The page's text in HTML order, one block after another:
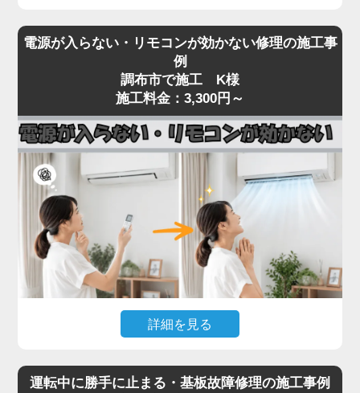
スクにもつながるため、初期段階での点検が肝心。
気になる音や振動があれば、お早めにご相談くださ
付いている」「冷房運転中に氷が張る」といった症
状は、冷媒ガスが漏れているサインです。
冷媒ガスは本来密閉系で循環しているため、減るこ
接続部（フレアナット）の緩み、配管自体のピンホ
ール、室内機の熱交換器からの微少漏れなどです。
実際の現場では、設置から10年以上経過したエアコ
ンで配管劣化によるガス漏れが多発しており、補充
だけでは数ヶ月で再発するため、漏れ箇所の特定・
修理が不可欠です。
「家電の達人」では、ガス漏れ点検（窒素加圧テス
ト）・漏れ箇所の修理・冷媒ガスの補充まで一貫対
応。R32・R410Aどちらの冷媒にも対応しておりま
き付き、本体交換が必要な高額修理に発展します。
電源が入らない・リモコンが効かない修理の施工事
例
調布市で施工 K様
施工料金：3,300円～
詳細を見る
応がないといった症状は、リモコン受光基板の故
運転中に勝手に止まる・基板故障修理の施工事例